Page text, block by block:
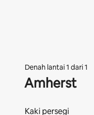
Denah lantai 1 dari 1
Amherst
Kaki persegi